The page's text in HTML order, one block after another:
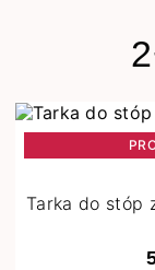
Tarka do stóp